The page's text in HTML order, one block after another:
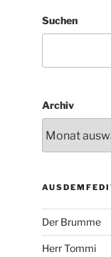
Suchen
Archiv
Der Brumme
Herr Tommi